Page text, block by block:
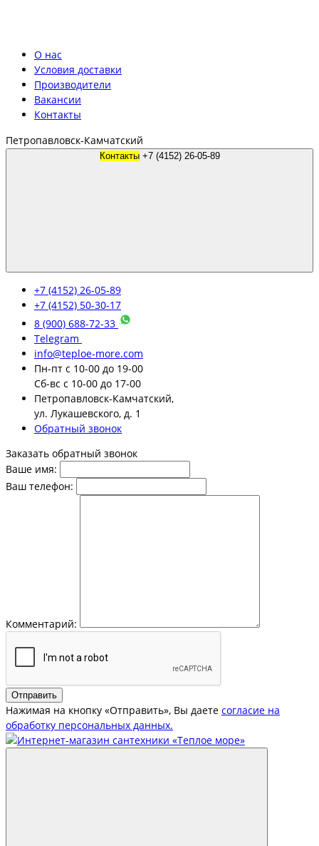
О нас
Условия доставки
Производители
Вакансии
Контакты
Петропавловск-Камчатский
Контакты +7 (4152) 26-05-89
+7 (4152) 26-05-89
+7 (4152) 50-30-17
8 (900) 688-72-33
Telegram
info@teploe-more.com
Пн-пт с 10-00 до 19-00
Сб-вс с 10-00 до 17-00
Петропавловск-Камчатский,
ул. Лукашевского, д. 1
Обратный звонок
Заказать обратный звонок
Ваше имя:
Ваш телефон:
Комментарий:
Отправить
Нажимая на кнопку «Отправить», Вы даете согласие на
обработку персональных данных.